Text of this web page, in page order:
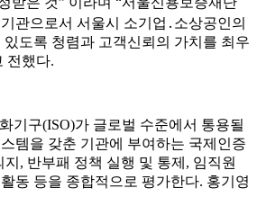
관으로서 서울시 소기업 ․ 소상공인의
도록 청렴과 고객신뢰의 가치를 최우
전했다.
기구(ISO)가 글로벌 수준에서 통용될
템을 갖춘 기관에 부여하는 국제인증
, 반부패 정책 실행 및 통제 , 임직원
동 등을 종합적으로 평가한다. 홍기영